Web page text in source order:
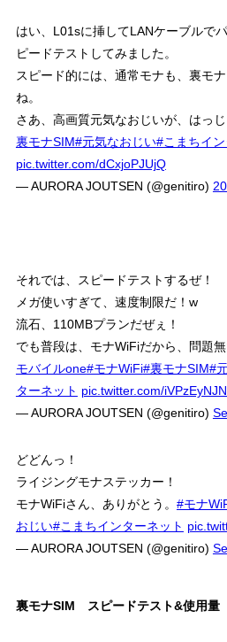
はい、L01sに挿してLANケーブルで
ピードテストしてみました。
スピード的には、通常モナも、裏モ
ね。
さあ、高画質元気なおじいが、はっ
裏モナSIM#元気なおじい#こまちイ
pic.twitter.com/dCxjoPJUjQ
— AURORA JOUTSEN (@genitiro)
それでは、スピードテストするぜ！
メガ使いすぎて、速度制限だ！w
流石、110MBプランだぜぇ！
でも普段は、モナWiFiだから、問題
モバイルone#モナWiFi#裏モナSIM#
ターネット pic.twitter.com/
— AURORA JOUTSEN (@genitiro)
どどんっ！
ライジングモナステッカー！
モナWiFiさん、ありがとう。 #モナ
おじい#こまちインターネット
— AURORA JOUTSEN (@genitiro)
裏モナSIM スピードテスト&使用量